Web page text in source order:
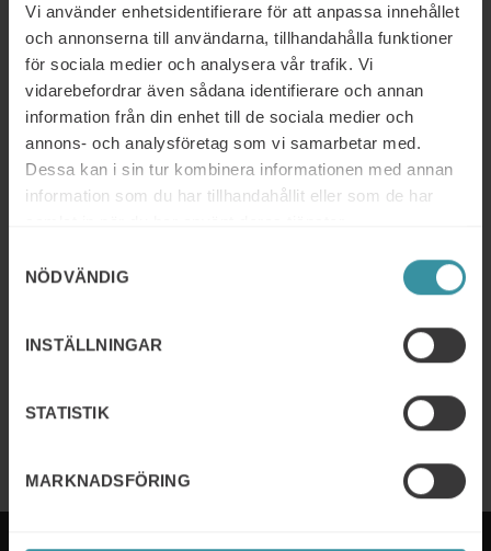
Vi använder enhetsidentifierare för att anpassa innehållet
och annonserna till användarna, tillhandahålla funktioner
för sociala medier och analysera vår trafik. Vi
vidarebefordrar även sådana identifierare och annan
information från din enhet till de sociala medier och
annons- och analysföretag som vi samarbetar med.
Dessa kan i sin tur kombinera informationen med annan
information som du har tillhandahållit eller som de har
NÖDVÄNDIG
INSTÄLLNINGAR
STATISTIK
MARKNADSFÖRING
Liknande
01/01/2025 - 31/12/2025
Kostnadsfri workshop för er
ledningsgrupp
Läs mer